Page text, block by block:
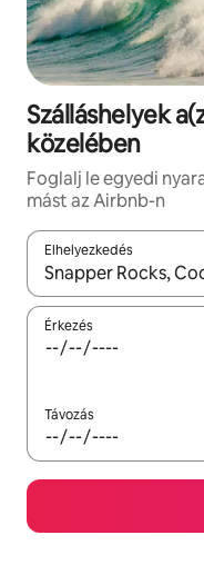
Szálláshelyek
közelében
Foglalj le egyedi
mást az Airbnb-n
Elhelyezkedés
Az eredmények
Érkezés
Távozás